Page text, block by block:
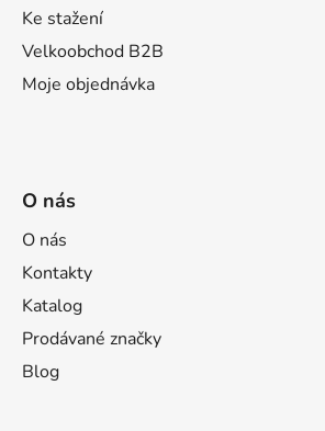
Ke stažení
Velkoobchod B2B
Moje objednávka
O nás
O nás
Kontakty
Katalog
Prodávané značky
Blog